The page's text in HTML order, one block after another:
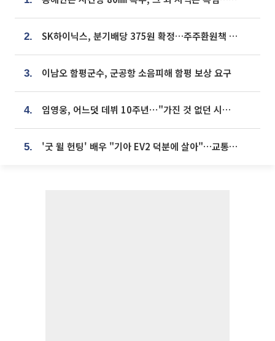
2. SK하이닉스, 분기배당 375원 확정…주주환원책 9월로 앞당겨 발표
3. 이남오 함평군수, 군공항 소음피해 함평 보상 요구
4. 임영웅, 어느덧 데뷔 10주년⋯"가진 것 없던 시절, 내 앞엔 20명의 팬뿐"
5. '굿 윌 헌팅' 배우 "기아 EV2 덕분에 살아"…교통사고 후 안전성 극찬